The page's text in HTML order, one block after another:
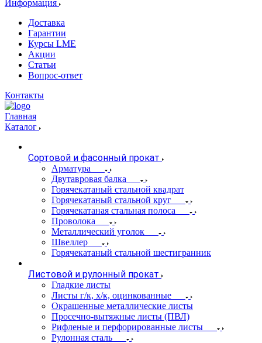
Информация
Доставка
Гарантии
Курсы LME
Акции
Статьи
Вопрос-ответ
Контакты
Главная
Каталог
Сортовой и фасонный прокат
Арматура
Двутавровая балка
Горячекатаный стальной квадрат
Горячекатаный стальной круг
Горячекатаная стальная полоса
Проволока
Металлический уголок
Швеллер
Горячекатаный стальной шестигранник
Листовой и рулонный прокат
Гладкие листы
Листы г/к, х/к, оцинкованные
Окрашенные металлические листы
Просечно-вытяжные листы (ПВЛ)
Рифленые и перфорированные листы
Рулонная сталь